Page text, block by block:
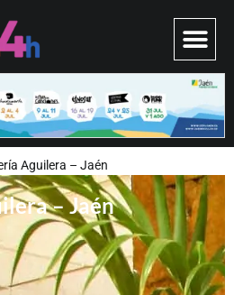
Aguilera – Jaén
– Jaén